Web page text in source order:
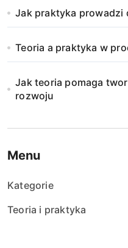
Jak praktyka prowadzi
Teoria a praktyka w
Jak teoria pomaga
rozwoju
Menu
Kategorie
Teoria i praktyka